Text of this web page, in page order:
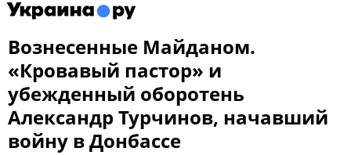
Вознесенные Майданом.
«Кровавый пастор» и
убежденный оборотень
Александр Турчинов, начавший
войну в Донбассе